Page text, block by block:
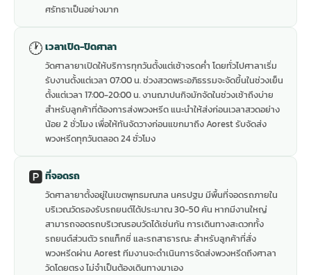
ศรัทธาเป็นอย่างมาก
🕐 เวลาเปิด-ปิดศาลา
วัดศาลายาเปิดให้บริการทุกวันตั้งแต่เช้าจรดค่ำ โดยทั่วไปศาลาเริ่ม
รับงานตั้งแต่เวลา 07:00 น. ช่วงสวดพระอภิธรรมจะจัดขึ้นในช่วงเย็น
ตั้งแต่เวลา 17:00-20:00 น. งานฌาปนกิจมักจัดในช่วงเช้าถึงบ่าย
สำหรับลูกค้าที่ต้องการส่งพวงหรีด แนะนำให้ส่งก่อนเวลาสวดอย่าง
น้อย 2 ชั่วโมง เพื่อให้ทันจัดวางก่อนแขกมาถึง Aorest รับจัดส่ง
พวงหรีดทุกวันตลอด 24 ชั่วโมง
🅿️ ที่จอดรถ
วัดศาลายาตั้งอยู่ในเขตพุทธมณฑล นครปฐม มีพื้นที่จอดรถภายใน
บริเวณวัดรองรับรถยนต์ได้ประมาณ 30-50 คัน หากมีงานใหญ่
สามารถจอดรถบริเวณรอบวัดได้เช่นกัน การเดินทางสะดวกทั้ง
รถยนต์ส่วนตัว รถแท็กซี่ และรถสาธารณะ สำหรับลูกค้าที่สั่ง
พวงหรีดผ่าน Aorest ทีมงานจะดำเนินการจัดส่งพวงหรีดถึงศาลา
วัดโดยตรง ไม่จำเป็นต้องเดินทางมาเอง